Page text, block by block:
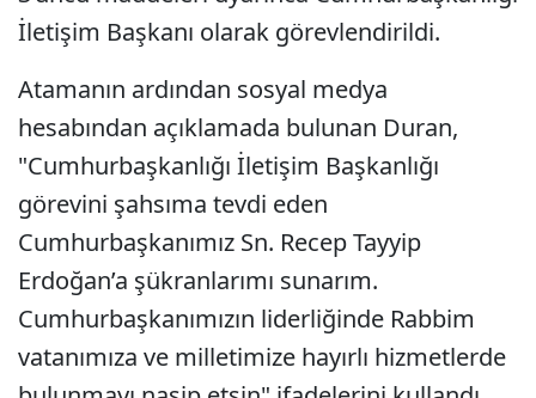
İletişim Başkanı olarak görevlendirildi.
Atamanın ardından sosyal medya
hesabından açıklamada bulunan Duran,
"Cumhurbaşkanlığı İletişim Başkanlığı
görevini şahsıma tevdi eden
Cumhurbaşkanımız Sn. Recep Tayyip
Erdoğan’a şükranlarımı sunarım.
Cumhurbaşkanımızın liderliğinde Rabbim
vatanımıza ve milletimize hayırlı hizmetlerde